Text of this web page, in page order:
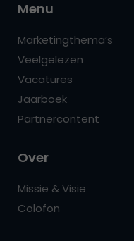
Menu
Marketingthema’s
Veelgelezen
Vacatures
Jaarboek
Partnercontent
Over
Missie & Visie
Colofon